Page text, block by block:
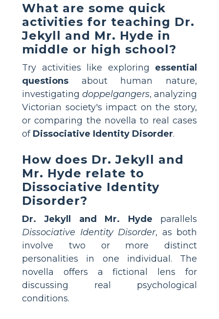
What are some quick
activities for teaching Dr.
Jekyll and Mr. Hyde in
middle or high school?
Try activities like exploring essential
questions about human nature,
investigating doppelgangers, analyzing
Victorian society's impact on the story,
or comparing the novella to real cases
of Dissociative Identity Disorder.
How does Dr. Jekyll and
Mr. Hyde relate to
Dissociative Identity
Disorder?
Dr. Jekyll and Mr. Hyde parallels
Dissociative Identity Disorder, as both
involve two or more distinct
personalities in one individual. The
novella offers a fictional lens for
discussing real psychological
conditions.